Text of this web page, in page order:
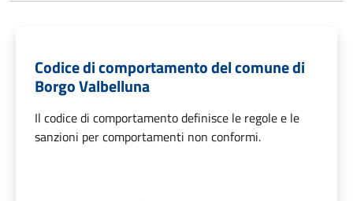
Codice di comportamento del comune di
Borgo Valbelluna
Il codice di comportamento definisce le regole e le
sanzioni per comportamenti non conformi.